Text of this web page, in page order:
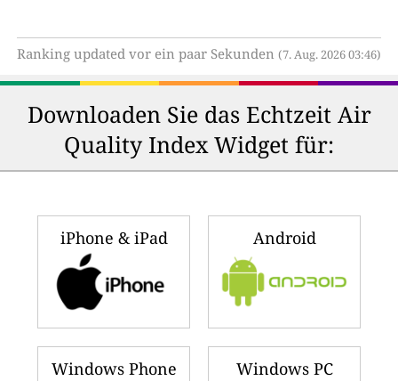
Ranking updated vor ein paar Sekunden (7. Aug. 2026 03:46)
Downloaden Sie das Echtzeit Air
Quality Index Widget für:
iPhone & iPad Android
Windows Phone Windows PC